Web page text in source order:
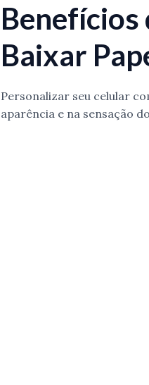
Benefícios
Baixar
Personalizar seu celular
aparência e na sensação